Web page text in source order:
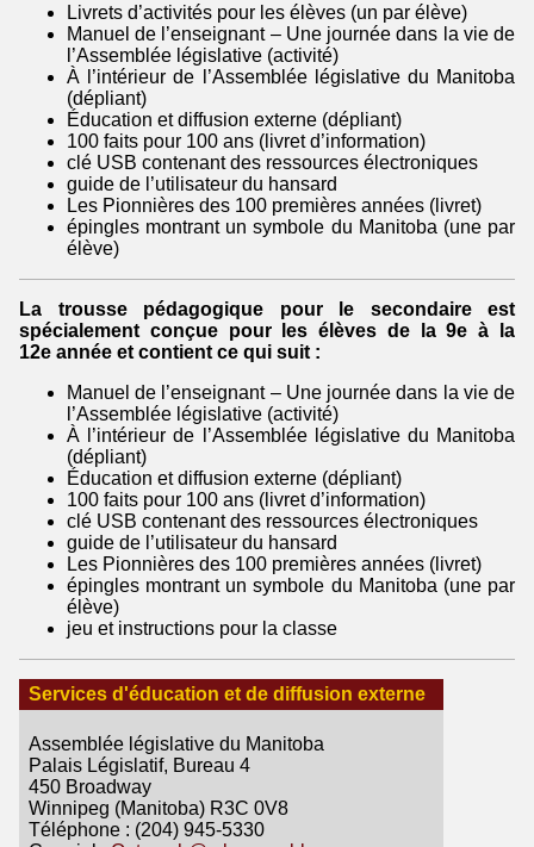
Livrets d’activités pour les élèves (un par élève)
Manuel de l’enseignant – Une journée dans la vie de
l’Assemblée législative (activité)
À l’intérieur de l’Assemblée législative du Manitoba
(dépliant)
Éducation et diffusion externe (dépliant)
100 faits pour 100 ans (livret d’information)
clé USB contenant des ressources électroniques
guide de l’utilisateur du hansard
Les Pionnières des 100 premières années (livret)
épingles montrant un symbole du Manitoba (une par
élève)
La trousse pédagogique pour le secondaire est
spécialement conçue pour les élèves de la 9e à la
12e année et contient ce qui suit :
Manuel de l’enseignant – Une journée dans la vie de
l’Assemblée législative (activité)
À l’intérieur de l’Assemblée législative du Manitoba
(dépliant)
Éducation et diffusion externe (dépliant)
100 faits pour 100 ans (livret d’information)
clé USB contenant des ressources électroniques
guide de l’utilisateur du hansard
Les Pionnières des 100 premières années (livret)
épingles montrant un symbole du Manitoba (une par
élève)
jeu et instructions pour la classe
Services d'éducation et de diffusion externe
Assemblée législative du Manitoba
Palais Législatif, Bureau 4
450 Broadway
Winnipeg (Manitoba) R3C 0V8
Téléphone : (204) 945-5330